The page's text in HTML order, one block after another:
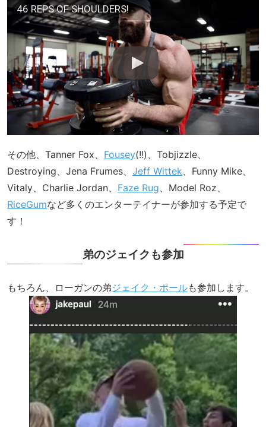
46 REPS OF SHOULDERS!
その他、Tanner Fox、 Fousey(!!)、Tobjizzle、
Destroying、Jena Frumes、 Jeff Wittek 、Funny Mike、
Vitaly、Charlie Jordan、 Faze Rug 、Model Roz、
RiceGumなど多くのエンターテイナーが参加する予定で
す！
弟のジェイクも参加
もちろん、ローガンの弟ジェイク・ポールも参加します。